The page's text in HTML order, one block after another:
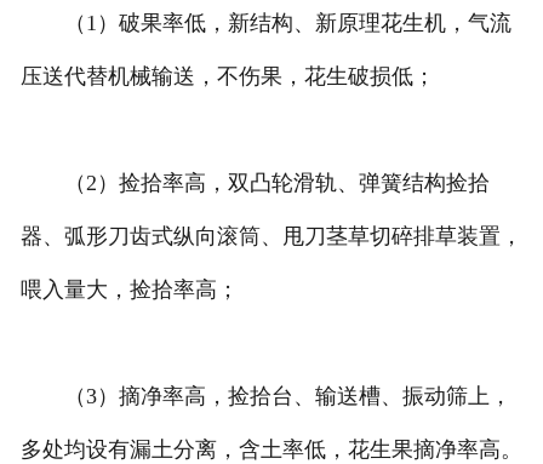
（1）破果率低，新结构、新原理花生机，气流
压送代替机械输送，不伤果，花生破损低；
（2）捡拾率高，双凸轮滑轨、弹簧结构捡拾
器、弧形刀齿式纵向滚筒、甩刀茎草切碎排草装置，
喂入量大，捡拾率高；
（3）摘净率高，捡拾台、输送槽、振动筛上，
多处均设有漏土分离，含土率低，花生果摘净率高。